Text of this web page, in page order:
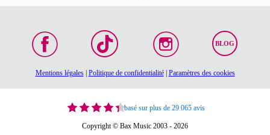
BLOG
Mentions légales| Politique de confidentialité| Paramètres des cookies
basé sur plus de 29 065 avis
Copyright © Bax Music 2003 - 2026